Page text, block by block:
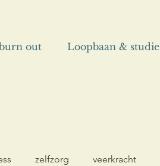
out Loopbaan & studie
zelfzorg veerkracht